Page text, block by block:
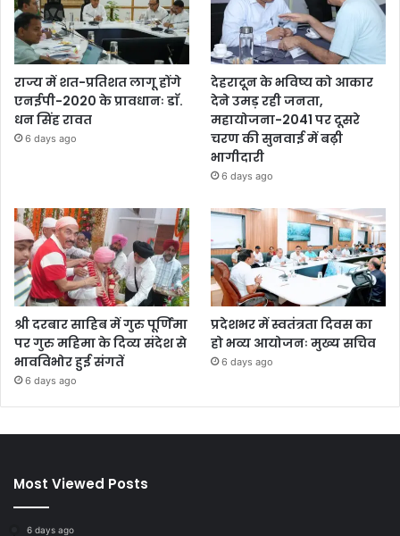
राज्य में शत-प्रतिशत लागू होंगे
एनईपी-2020 के प्रावधानः डाॅ.
धन सिंह रावत
6 days ago
देहरादून के भविष्य को आकार
देने उमड़ रही जनता,
महायोजना-2041 पर दूसरे
चरण की सुनवाई में बढ़ी
भागीदारी
6 days ago
श्री दरबार साहिब में गुरु पूर्णिमा
पर गुरु महिमा के दिव्य संदेश से
भावविभोर हुई संगतें
6 days ago
प्रदेशभर में स्वतंत्रता दिवस का
हो भव्य आयोजनः मुख्य सचिव
6 days ago
Most Viewed Posts
6 days ago